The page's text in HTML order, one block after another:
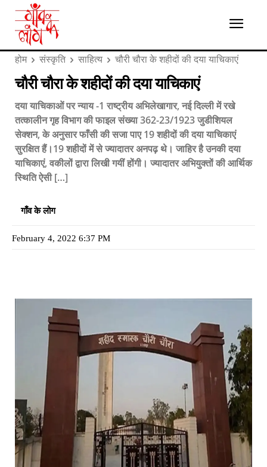
होम संस्कृति साहित्य चौरी चौरा के शहीदों की दया याचिकाएं
चौरी चौरा के शहीदों की दया याचिकाएं
दया याचिकाओं पर न्याय -1 राष्ट्रीय अभिलेखागार, नई दिल्ली में रखे
तत्कालीन गृह विभाग की फाइल संख्या 362-23/1923 जुडीशियल
सेक्शन, के अनुसार फाँसी की सजा पाए 19 शहीदों की दया याचिकाएं
सुरक्षित हैं।19 शहीदों में से ज्यादातर अनपढ़ थे। जाहिर है उनकी दया
याचिकाएं, वकीलों द्वारा लिखी गयीं होंगी। ज्यादातर अभियुक्तों की आर्थिक
स्थिति ऐसी […]
गाँव के लोग
February 4, 2022 6:37 PM